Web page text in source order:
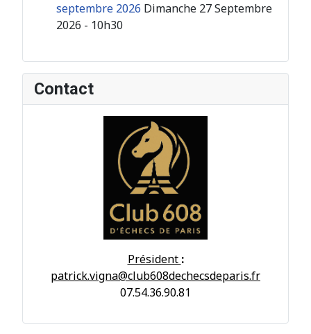
septembre 2026 Dimanche 27 Septembre
2026 - 10h30
Contact
Président :
patrick.vigna@club608dechecsdeparis.fr
07.54.36.90.81